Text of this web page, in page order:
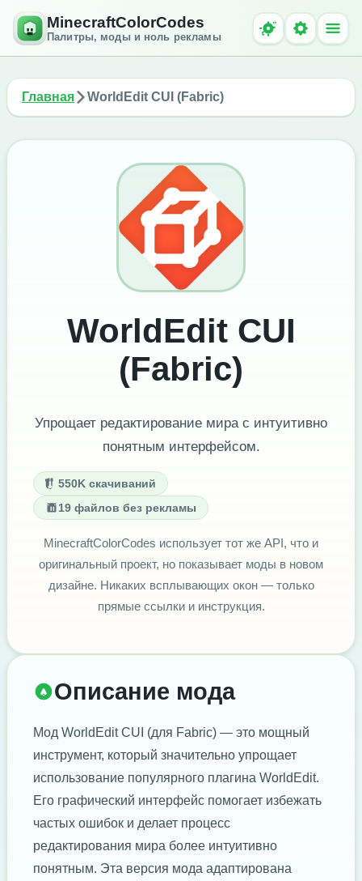
MinecraftColorCodes
Палитры, моды и ноль рекламы
Главная WorldEdit CUI (Fabric)
WorldEdit CUI
(Fabric)
Упрощает редактирование мира с интуитивно
понятным интерфейсом.
550K скачиваний
19 файлов без рекламы
MinecraftColorCodes использует тот же API, что и
оригинальный проект, но показывает моды в новом
дизайне. Никаких всплывающих окон — только
прямые ссылки и инструкция.
Описание мода
Мод WorldEdit CUI (для Fabric) — это мощный
инструмент, который значительно упрощает
использование популярного плагина WorldEdit.
Его графический интерфейс помогает избежать
частых ошибок и делает процесс
редактирования мира более интуитивно
понятным. Эта версия мода адаптирована